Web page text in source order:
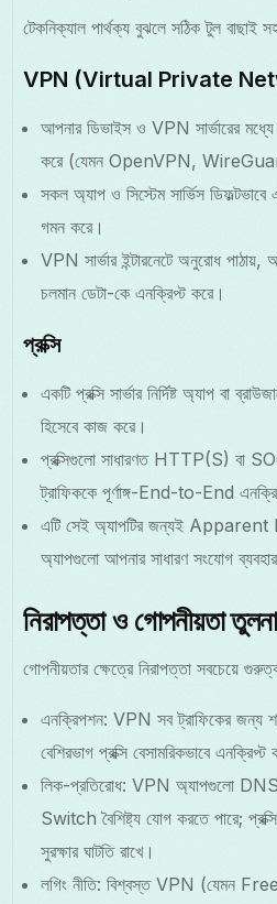
টেকনিক্যাল পার্থক্য বুঝলে সঠিক টুল বাছাই
VPN (Virtual Private
আপনার ডিভাইস ও VPN সার্ভারের মধ্যে
করে (যেমন OpenVPN,
সকল অ্যাপ ও সিস্টেম সার্ভিস
গমন করে।
VPN সার্ভার ইন্টারনেটে অনুরোধ
চলমান ডেটা-কে এনক্রিপ্ট করে।
প্রক্সি
একটি প্রক্সি সার্ভার নির্দিষ্ট অ্যাপ বা
হিসেবে কাজ করে।
প্রক্সিগুলো সাধারণত HTTP(S) বা
ট্রাফিককে পূর্ণাঙ্গ-End-to-End
এটি সেই অ্যাপটির জন্যই Apparent IP
অ্যাপগুলো আপনার সাধারণ সংযোগ
নিরাপত্তা ও গোপনীয়তা তুলনা
গোপনীয়তার ক্ষেত্রে নিরাপত্তা সবচেয়ে
এনক্রিপশন: VPN সব ট্রাফিকের জন্য
বেশিরভাগ প্রক্সি বেসামরিকভাবে এনক্রিপ্ট
লিক-প্রতিরোধ: VPN অ্যাপগুলো
Switch বৈশিষ্ট্য যোগ করতে পারে;
সুরক্ষার ঘাটতি রাখে।
লগিং নীতি: বিশ্বস্ত VPN (যেমন